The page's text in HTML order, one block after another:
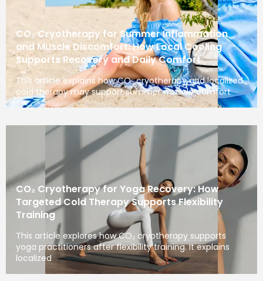
CO₂ Cryotherapy for Summer Inflammation
and Muscle Discomfort: How Local Cooling
Supports Recovery and Daily Comfort
This article explains how CO₂ cryotherapy and localized
cold therapy may support summer muscle comfort
CO₂ Cryotherapy for Yoga Recovery: How
Targeted Cold Therapy Supports Flexibility
Training
This article explores how CO₂ cryotherapy supports
yoga practitioners after flexibility training. It explains
localized